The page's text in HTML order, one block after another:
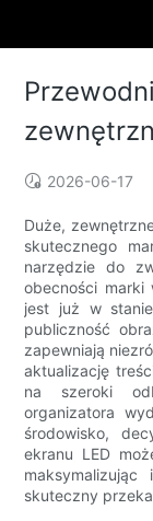
2026-06-17
Duże,
skutecznego
narzędzie do
obecności
jest już w
publiczność
zapewniają
aktualizację
na szeroki
organizatora
środowisko,
ekranu LED
skuteczny